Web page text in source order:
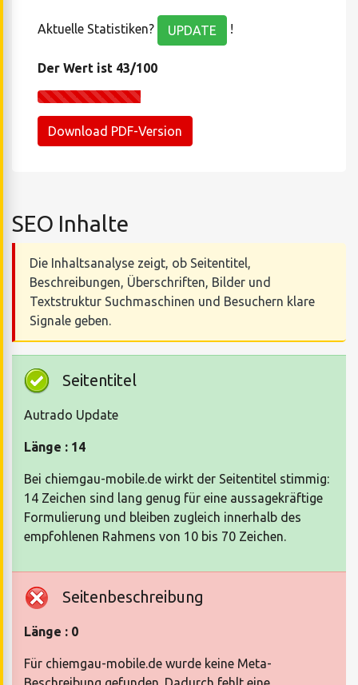
Aktuelle Statistiken? UPDATE !
Der Wert ist 43/100
Download PDF-Version
SEO Inhalte
Die Inhaltsanalyse zeigt, ob Seitentitel,
Beschreibungen, Überschriften, Bilder und
Textstruktur Suchmaschinen und Besuchern klare
Signale geben.
Seitentitel
Autrado Update
Länge : 14
Bei chiemgau-mobile.de wirkt der Seitentitel stimmig:
14 Zeichen sind lang genug für eine aussagekräftige
Formulierung und bleiben zugleich innerhalb des
empfohlenen Rahmens von 10 bis 70 Zeichen.
Seitenbeschreibung
Länge : 0
Für chiemgau-mobile.de wurde keine Meta-